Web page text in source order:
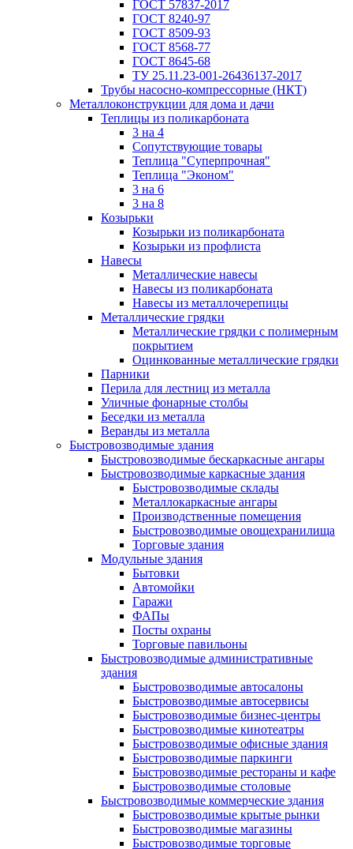
ГОСТ 57837-2017
ГОСТ 8240-97
ГОСТ 8509-93
ГОСТ 8568-77
ГОСТ 8645-68
ТУ 25.11.23-001-26436137-2017
Трубы насосно-компрессорные (НКТ)
Металлоконструкции для дома и дачи
Теплицы из поликарбоната
3 на 4
Сопутствующие товары
Теплица "Суперпрочная"
Теплица "Эконом"
3 на 6
3 на 8
Козырьки
Козырьки из поликарбоната
Козырьки из профлиста
Навесы
Металлические навесы
Навесы из поликарбоната
Навесы из металлочерепицы
Металлические грядки
Металлические грядки с полимерным
покрытием
Оцинкованные металлические грядки
Парники
Перила для лестниц из металла
Уличные фонарные столбы
Беседки из металла
Веранды из металла
Быстровозводимые здания
Быстровозводимые бескаркасные ангары
Быстровозводимые каркасные здания
Быстровозводимые склады
Металлокаркасные ангары
Производственные помещения
Быстровозводимые овощехранилища
Торговые здания
Модульные здания
Бытовки
Автомойки
Гаражи
ФАПы
Посты охраны
Торговые павильоны
Быстровозводимые административные
здания
Быстровозводимые автосалоны
Быстровозводимые автосервисы
Быстровозводимые бизнес-центры
Быстровозводимые кинотеатры
Быстровозводимые офисные здания
Быстровозводимые паркинги
Быстровозводимые рестораны и кафе
Быстровозводимые столовые
Быстровозводимые коммерческие здания
Быстровозводимые крытые рынки
Быстровозводимые магазины
Быстровозводимые торговые